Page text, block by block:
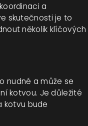
a
skutečnosti je to
několik klíčových
nudné a může se
kotvou. Je důležité
kotvu bude